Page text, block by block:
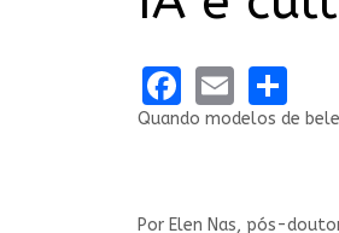
Facebook
Email
Quando modelos de
Por Elen Nas, pós-